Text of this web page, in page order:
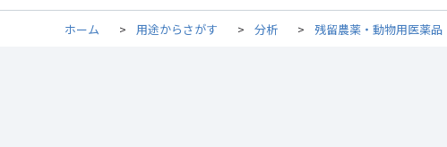
ホーム > 用途からさがす > 分析 > 残留農薬・動物用医薬品